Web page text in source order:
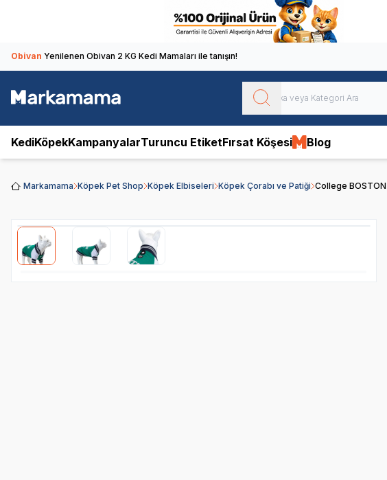
Obivan Yenilenen Obivan 2 KG Kedi Mamaları ile tanışın!
KediKöpekKampanyalarTuruncu EtiketFırsat Köşesi Blog
Markamama Köpek Pet Shop Köpek Elbiseleri Köpek Çorabı ve Patiği College